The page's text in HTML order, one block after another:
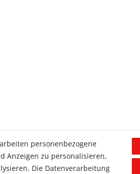
Allgemein
Kontakt
personenbezogene
Anzeigen zu personalisieren,
Die Datenverarbeitung